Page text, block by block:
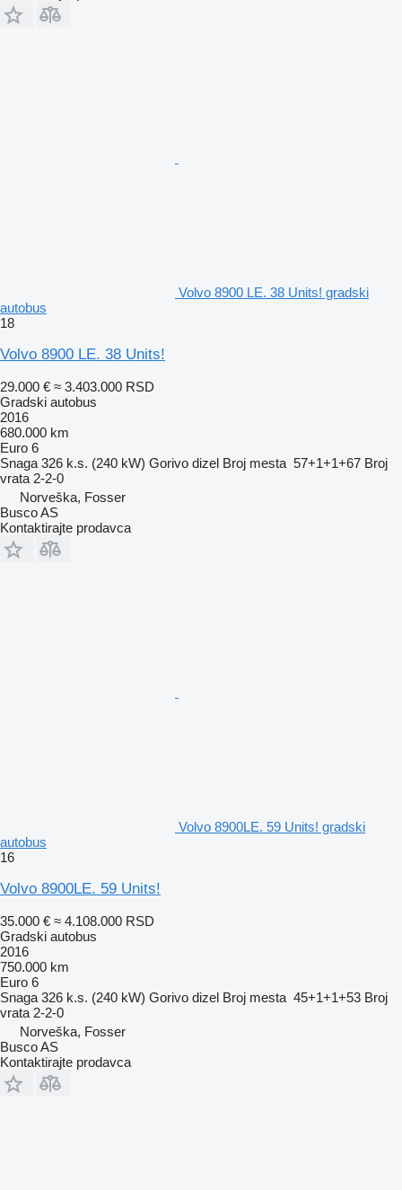
Volvo 8900 LE. 38 Units! gradski
autobus
18
Volvo 8900 LE. 38 Units!
29.000 € ≈ 3.403.000 RSD
Gradski autobus
2016
680.000 km
Euro 6
Snaga 326 k.s. (240 kW) Gorivo dizel Broj mesta 57+1+1+67 Broj
vrata 2-2-0
Norveška, Fosser
Busco AS
Kontaktirajte prodavca
Volvo 8900LE. 59 Units! gradski
autobus
16
Volvo 8900LE. 59 Units!
35.000 € ≈ 4.108.000 RSD
Gradski autobus
2016
750.000 km
Euro 6
Snaga 326 k.s. (240 kW) Gorivo dizel Broj mesta 45+1+1+53 Broj
vrata 2-2-0
Norveška, Fosser
Busco AS
Kontaktirajte prodavca